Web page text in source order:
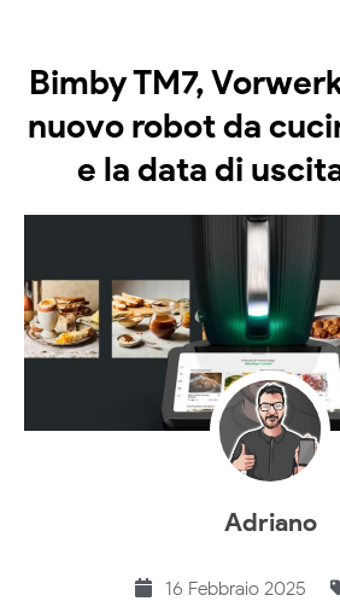
Bimby TM7,
nuovo robot da
e la data di
Adriano
16 Febbraio 2025